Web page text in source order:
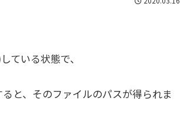
ている状態で、
と、そのファイルのパスが得られま